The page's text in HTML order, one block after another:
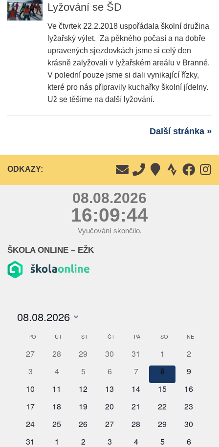
Lyžování se ŠD
Ve čtvrtek 22.2.2018 uspořádala školní družina
lyžařský výlet. Za pěkného počasí a na dobře
upravených sjezdovkách jsme si celý den
krásně zalyžovali v lyžařském areálu v Branné.
V polední pouze jsme si dali vynikající řízky,
které pro nás připravily kuchařky školní jídelny.
Už se těšíme na další lyžování.
Další stránka »
ODKAZY:
08.08.2026
16:09:44
Vyučování skončilo.
ŠKOLA ONLINE – EŽK